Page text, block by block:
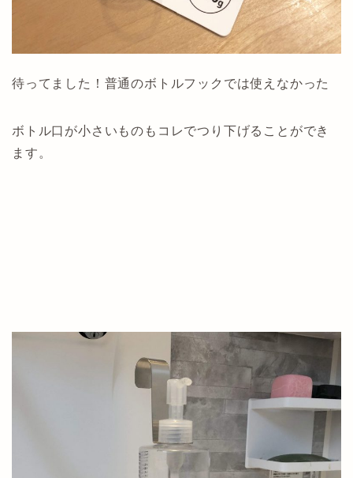
待ってました！普通のボトルフックでは使えなかった
ボトル口が小さいものもコレでつり下げることができ
ます。